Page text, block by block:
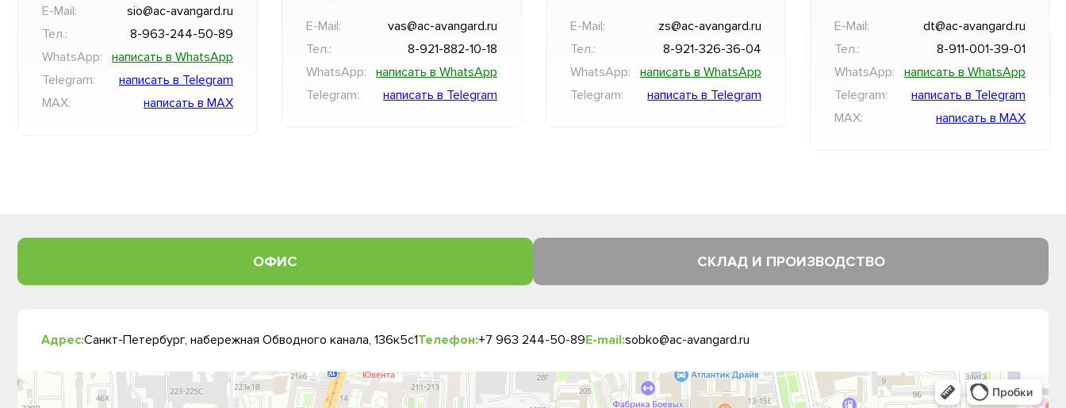
E-Mail:
sio@ac-avangard.ru
Тел.:
8-963-244-50-89
WhatsApp:
написать в WhatsApp
Telegram:
написать в Telegram
MAX:
написать в MAX
E-Mail:
vas@ac-avangard.ru
Тел.:
8-921-882-10-18
WhatsApp:
написать в WhatsApp
Telegram:
написать в Telegram
E-Mail:
zs@ac-avangard.ru
Тел.:
8-921-326-36-04
WhatsApp:
написать в WhatsApp
Telegram:
написать в Telegram
E-Mail:
dt@ac-avangard.ru
Тел.:
8-911-001-39-01
WhatsApp:
написать в WhatsApp
Telegram:
написать в Telegram
MAX:
написать в MAX
ОФИС СКЛАД И ПРОИЗВОДСТВО
Адрес:Санкт-Петербург, набережная Обводного канала, 136к5с1Телефон:+7 963 244-50-89E-mail:sobko@ac-avangard.ru